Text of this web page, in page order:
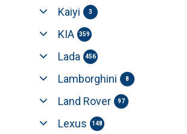
Kaiyi 3
KIA 359
Lada 456
Lamborghini 8
Land Rover 97
Lexus 148